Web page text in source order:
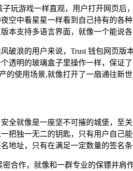
玩游戏一样直观，用户打开网页
空中看星星一样看到自己持有的各
本支持多语言界面，就像一个能说
破浪的用户来说，Trust 钱包网页
透明的玻璃盒子里操作一样，保证
使用场景,就像打开了一扇通往新世
全就像是一座坚不可摧的城堡，至
把独一无二的钥匙，只有用户自己
地址，只有在满足一定数量的签名
合作，就像和一群专业的保镖并